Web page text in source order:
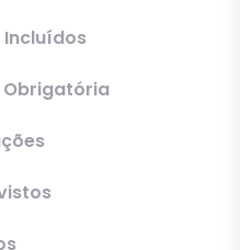
Incluídos